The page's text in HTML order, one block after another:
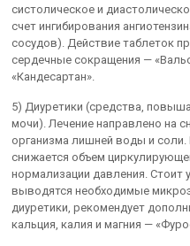
систолическое и
счет ингибирования
сосудов). Действие таблеток
сердечные сокращения —
«Кандесартан».
5) Диуретики (средства,
мочи). Лечение направлено на
организма лишней воды и
снижается объем
нормализации давления. Стоит
выводятся необходимые
диуретики, рекомендует
кальция, калия и магния —